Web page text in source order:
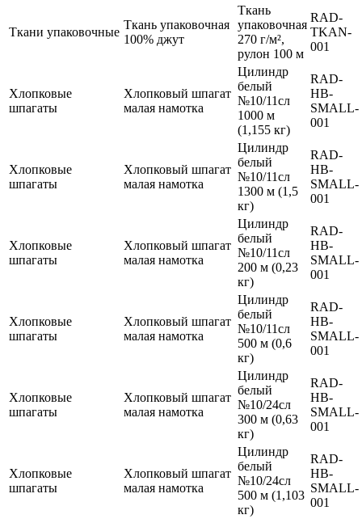
Ткани упаковочные
Ткань упаковочная
100% джут
Ткань
упаковочная
270 г/м²,
рулон 100 м
RAD-
TKAN-
001
Хлопковые
шпагаты
Хлопковый шпагат
малая намотка
Цилиндр
белый
№10/11сл
1000 м
(1,155 кг)
RAD-
HB-
SMALL-
001
Хлопковые
шпагаты
Хлопковый шпагат
малая намотка
Цилиндр
белый
№10/11сл
1300 м (1,5
кг)
RAD-
HB-
SMALL-
001
Хлопковые
шпагаты
Хлопковый шпагат
малая намотка
Цилиндр
белый
№10/11сл
200 м (0,23
кг)
RAD-
HB-
SMALL-
001
Хлопковые
шпагаты
Хлопковый шпагат
малая намотка
Цилиндр
белый
№10/11сл
500 м (0,6
кг)
RAD-
HB-
SMALL-
001
Хлопковые
шпагаты
Хлопковый шпагат
малая намотка
Цилиндр
белый
№10/24сл
300 м (0,63
кг)
RAD-
HB-
SMALL-
001
Хлопковые
шпагаты
Хлопковый шпагат
малая намотка
Цилиндр
белый
№10/24сл
500 м (1,103
кг)
RAD-
HB-
SMALL-
001